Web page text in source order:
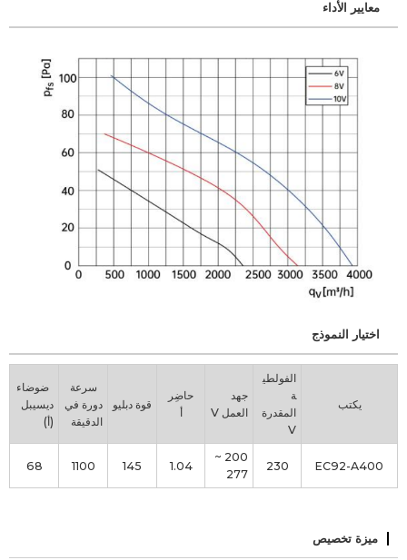
معايير الأداء
اختيار النموذج
يكتب
الفولطي
ة
المقدرة
V
جهد
العمل V
حاضِر
أ
قوة دبليو
سرعة
دورة في
الدقيقة
ضوضاء
ديسيبل
(أ)
EC92-A400
230
200 ~
277
1.04
145
1100
68
ميزة تخصيص